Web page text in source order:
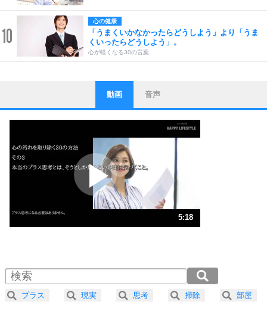
10
心の健康
「うまくいかなかったらどうしよう」より「うま
くいったらどうしよう」。
心が軽くなる30の言葉
1
ストレス対策
他人と比べない。
いっそのこと、他人を見ない。
いらいらしない人になる30の方法
プラス思考
ポジティブになれない原因は、行動しないから。
ポジティブ思考になる30の方法
ストレス対策
人生、なんとかなるもの。
気楽に生きる30の方法
4 器の大きい人は、怒りを優しさで表現する。
動画 音声
5:18
2.0倍速 （623KB 2分39秒）
2.5倍速 （498KB 2分7秒）
3.0倍速 （416KB 1分46秒）
プラス 現実 思考 掃除 部屋